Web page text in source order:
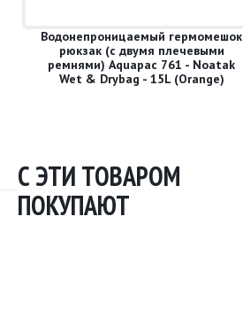
Водонепроницаемый гермомешок
рюкзак (с двумя плечевыми
ремнями) Aquapac 761 - Noatak
Wet & Drybag - 15L (Orange)
С ЭТИ ТОВАРОМ
ПОКУПАЮТ